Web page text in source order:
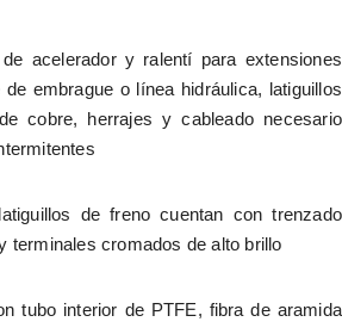
acelerador y ralentí para extensiones
embrague o línea hidráulica, latiguillos
cobre, herrajes y cableado necesario
de freno cuentan con trenzado
terminales cromados de alto brillo
tubo interior de PTFE, fibra de aramida